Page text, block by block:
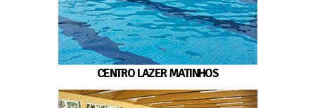
CENTRO LAZER MATINHOS